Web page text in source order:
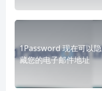
1Password 现在可以隐
藏您的电子邮件地址